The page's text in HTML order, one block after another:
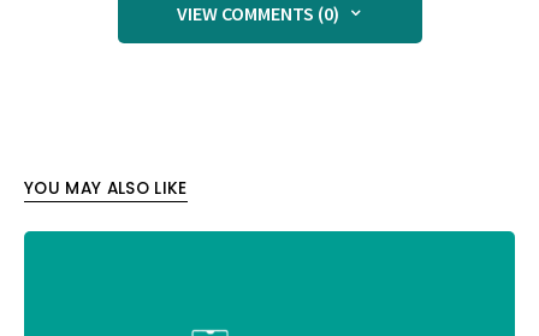
VIEW COMMENTS (0)
YOU MAY ALSO LIKE